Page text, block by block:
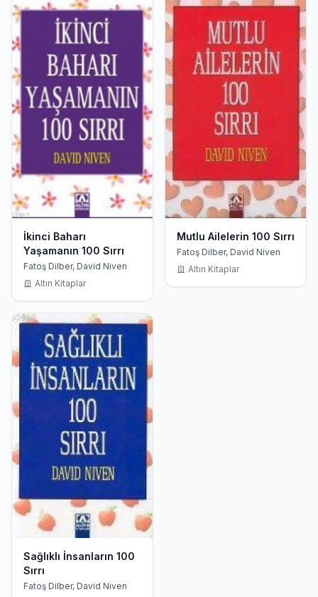
İkinci Baharı
Yaşamanın 100 Sırrı
Fatoş Dilber, David Niven
Altın Kitaplar
Mutlu Ailelerin 100 Sırrı
Fatoş Dilber, David Niven
Altın Kitaplar
Sağlıklı İnsanların 100
Sırrı
Fatoş Dilber, David Niven